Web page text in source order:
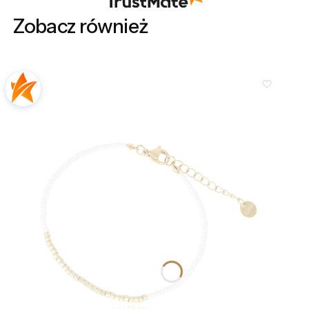
Zobacz również